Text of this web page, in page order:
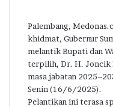
Palembang,
khidmat, Gubernur
melantik Bupati dan
terpilih, Dr. H. Joncik
masa jabatan
Senin (16/6/2025).
Pelantikan ini terasa